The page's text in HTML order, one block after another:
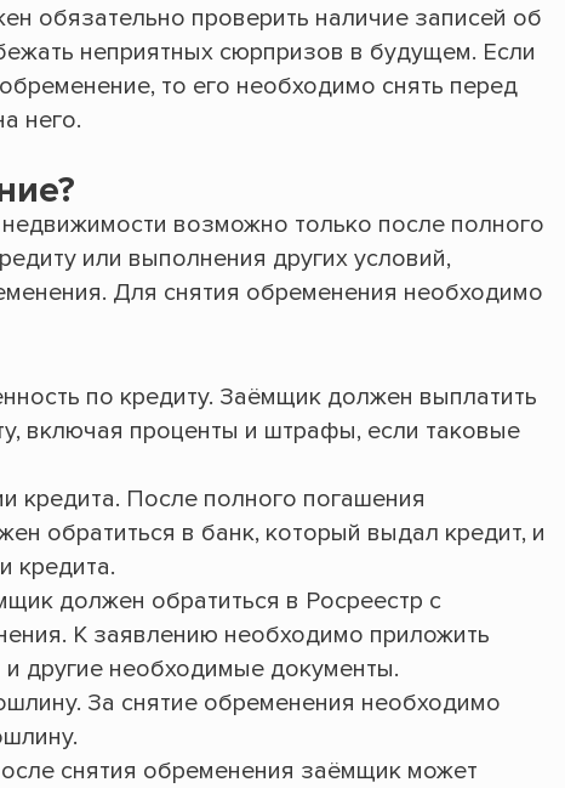
обязательно проверить наличие записей об
неприятных сюрпризов в будущем. Если
то его необходимо снять перед
него.
возможно только после полного
или выполнения других условий,
Для снятия обременения необходимо
по кредиту. Заёмщик должен выплатить
включая проценты и штрафы, если таковые
кредита. После полного погашения
обратиться в банк, который выдал кредит, и
кредита.
должен обратиться в Росреестр с
К заявлению необходимо приложить
другие необходимые документы.
За снятие обременения необходимо
снятия обременения заёмщик может